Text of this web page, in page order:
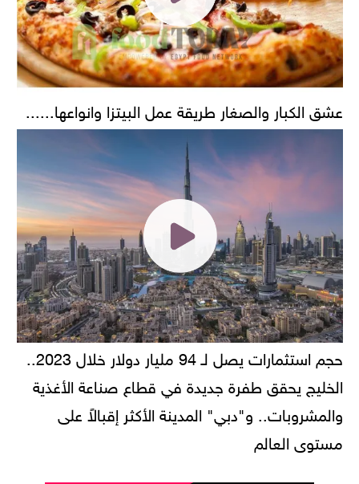
عشق الكبار والصغار طريقة عمل البيتزا وانواعها......
الخليج يحقق طفرة جديدة في قطاع صناعة الأغذية
والمشروبات.. و"دبي" المدينة الأكثر إقبالاً على
مستوى العالم